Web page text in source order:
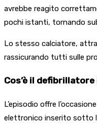
avrebbe reagito
pochi istanti, tornando
Lo stesso calciatore,
rassicurando tutti sulle
Cos’è il
L’episodio offre
elettronico inserito sotto